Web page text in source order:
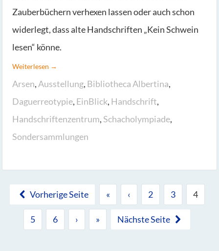
Zauberbüchern verhexen lassen oder auch schon
widerlegt, dass alte Handschriften „Kein Schwein
lesen“ könne.
Weiterlesen →
Arsen,Ausstellung, Bibliotheca Albertina,
Daguerreotypie, EinBlick, Handschrift,
Handschriftenzentrum, Schacholympiade,
Sondersammlungen
Vorherige Seite « ‹ 2 3 4
5 6 › » Nächste Seite